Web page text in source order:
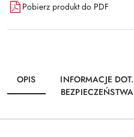
Pobierz produkt do PDF
OPIS
INFORMACJE DOT.
BEZPIECZEŃSTWA